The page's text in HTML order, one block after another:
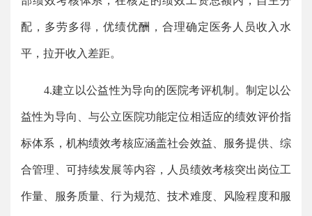
配，多劳多得，优绩优酬，合理确定医务人员收入水
平，拉开收入差距。
4.建立以公益性为导向的医院考评机制。制定以公
益性为导向、与公立医院功能定位相适应的绩效评价指
标体系，机构绩效考核应涵盖社会效益、服务提供、综
合管理、可持续发展等内容，人员绩效考核突出岗位工
作量、服务质量、行为规范、技术难度、风险程度和服